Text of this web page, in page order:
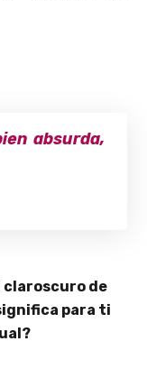
absurda,
claroscuro de
para ti